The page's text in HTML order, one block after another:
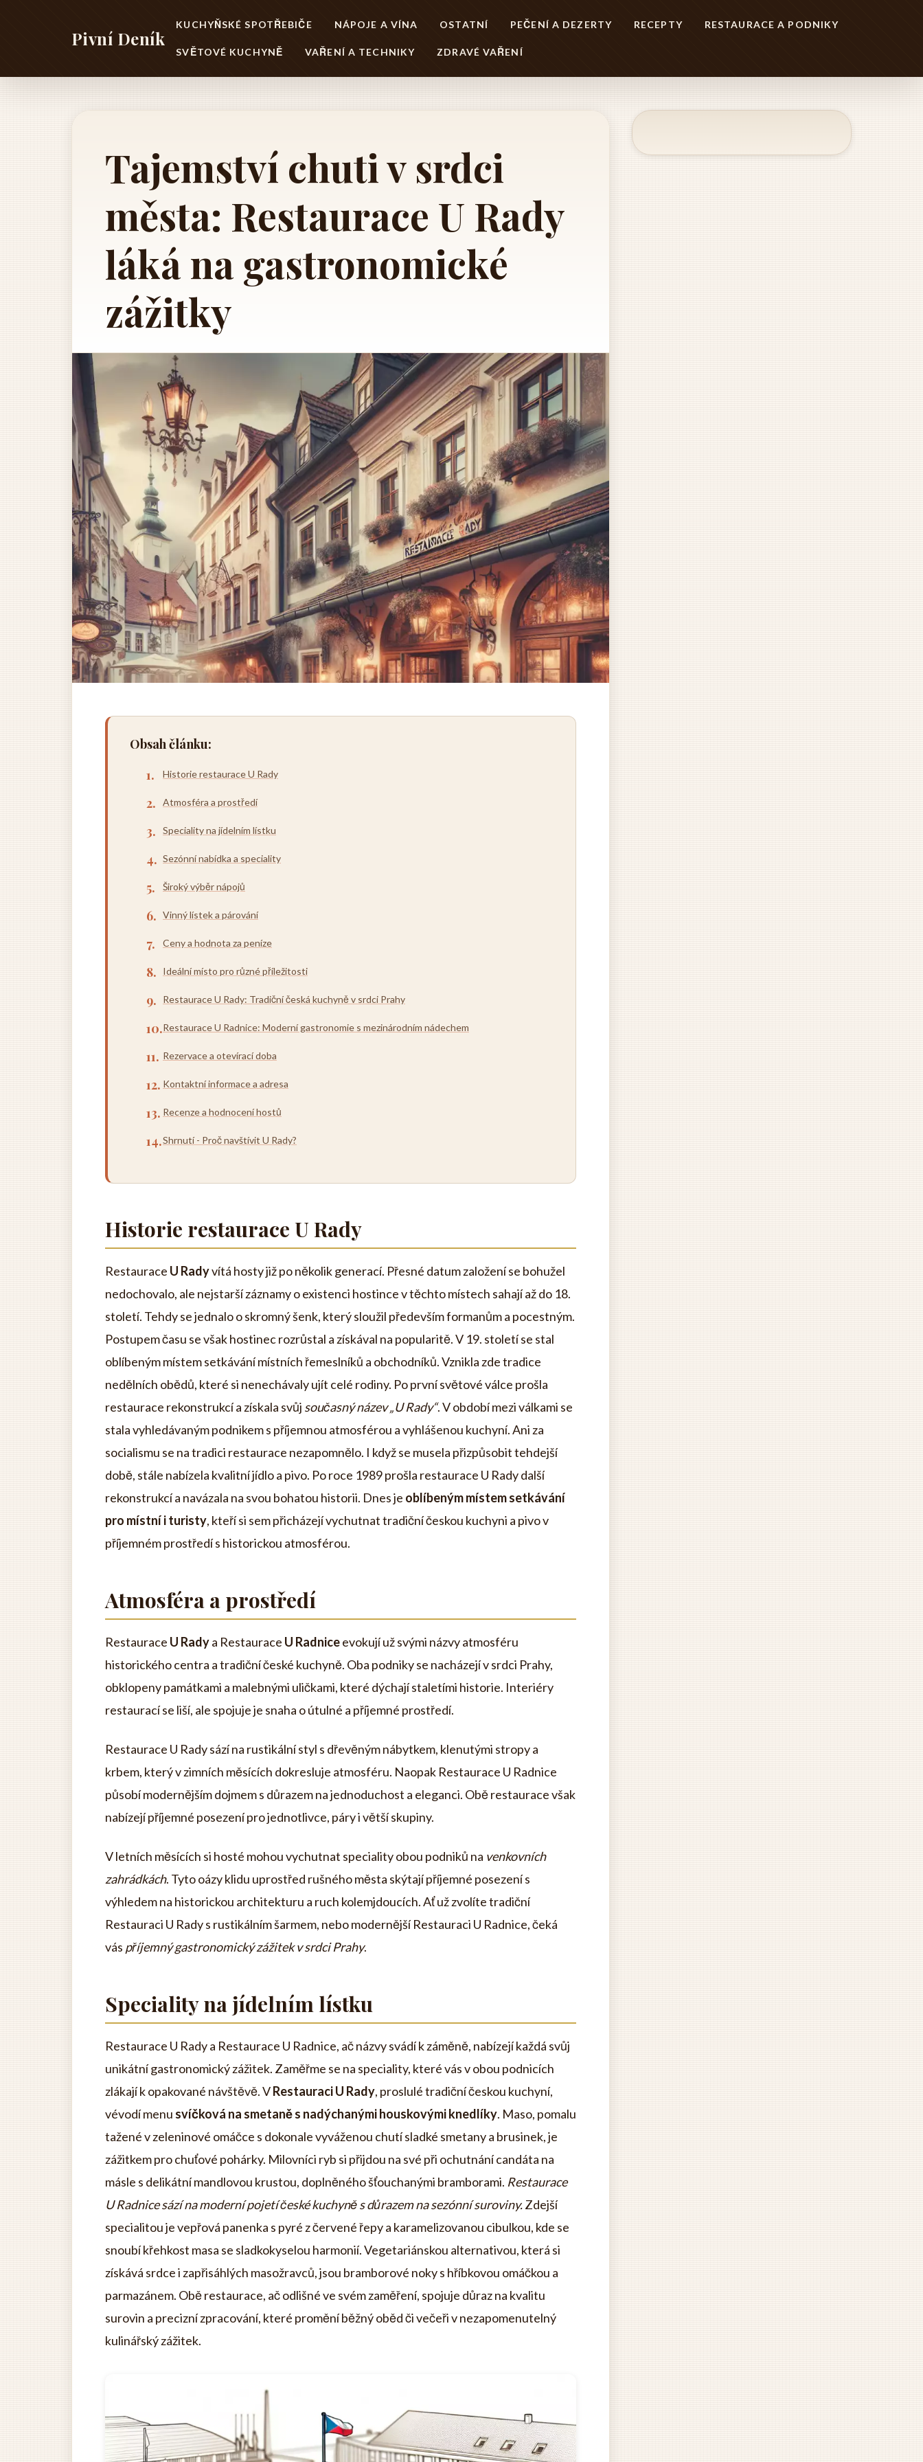
Pivní Deník
KUCHYŇSKÉ SPOTŘEBIČE NÁPOJE A VÍNA OSTATNÍ PEČENÍ A DEZERTY RECEPTY RESTAURACE A PODNIKY
SVĚTOVÉ KUCHYNĚ VAŘENÍ A TECHNIKY ZDRAVÉ VAŘENÍ
Tajemství chuti v srdci
města: Restaurace U Rady
láká na gastronomické
zážitky
Obsah článku:
Historie restaurace U Rady
Atmosféra a prostředí
Speciality na jídelním lístku
Sezónní nabídka a speciality
Široký výběr nápojů
Vinný lístek a párování
Ceny a hodnota za peníze
Ideální místo pro různé příležitosti
Restaurace U Rady: Tradiční česká kuchyně v srdci Prahy
Restaurace U Radnice: Moderní gastronomie s mezinárodním nádechem
Rezervace a otevírací doba
Kontaktní informace a adresa
Recenze a hodnocení hostů
Shrnutí - Proč navštívit U Rady?
Historie restaurace U Rady
Restaurace U Radyvítá hosty již po několik generací. Přesné datum založení se bohužel
nedochovalo, ale nejstarší záznamy o existenci hostince v těchto místech sahají až do 18.
století. Tehdy se jednalo o skromný šenk, který sloužil především formanům a pocestným.
Postupem času se však hostinec rozrůstal a získával na popularitě. V 19. století se stal
oblíbeným místem setkávání místních řemeslníků a obchodníků. Vznikla zde tradice
nedělních obědů, které si nenechávaly ujít celé rodiny. Po první světové válce prošla
restaurace rekonstrukcí a získala svůj současný název „U Rady“. V období mezi válkami se
stala vyhledávaným podnikem s příjemnou atmosférou a vyhlášenou kuchyní. Ani za
socialismu se na tradici restaurace nezapomnělo. I když se musela přizpůsobit tehdejší
době, stále nabízela kvalitní jídlo a pivo. Po roce 1989 prošla restaurace U Rady další
rekonstrukcí a navázala na svou bohatou historii. Dnes je oblíbeným místem setkávání
pro místní i turisty, kteří si sem přicházejí vychutnat tradiční českou kuchyni a pivo v
příjemném prostředí s historickou atmosférou.
Atmosféra a prostředí
Restaurace U Radya Restaurace U Radniceevokují už svými názvy atmosféru
historického centra a tradiční české kuchyně. Oba podniky se nacházejí v srdci Prahy,
obklopeny památkami a malebnými uličkami, které dýchají staletími historie. Interiéry
restaurací se liší, ale spojuje je snaha o útulné a příjemné prostředí.
Restaurace U Rady sází na rustikální styl s dřevěným nábytkem, klenutými stropy a
krbem, který v zimních měsících dokresluje atmosféru. Naopak Restaurace U Radnice
působí modernějším dojmem s důrazem na jednoduchost a eleganci. Obě restaurace však
nabízejí příjemné posezení pro jednotlivce, páry i větší skupiny.
V letních měsících si hosté mohou vychutnat speciality obou podniků na venkovních
zahrádkách. Tyto oázy klidu uprostřed rušného města skýtají příjemné posezení s
výhledem na historickou architekturu a ruch kolemjdoucích. Ať už zvolíte tradiční
Restauraci U Rady s rustikálním šarmem, nebo modernější Restauraci U Radnice, čeká
vás příjemný gastronomický zážitek v srdci Prahy.
Speciality na jídelním lístku
Restaurace U Rady a Restaurace U Radnice, ač názvy svádí k záměně, nabízejí každá svůj
unikátní gastronomický zážitek. Zaměřme se na speciality, které vás v obou podnicích
zlákají k opakované návštěvě. VRestauraci U Rady, proslulé tradiční českou kuchyní,
vévodí menu svíčková na smetaně s nadýchanými houskovými knedlíky. Maso, pomalu
tažené v zeleninové omáčce s dokonale vyváženou chutí sladké smetany a brusinek, je
zážitkem pro chuťové pohárky. Milovníci ryb si přijdou na své při ochutnání candáta na
másle s delikátní mandlovou krustou, doplněného šťouchanými bramborami. Restaurace
U Radnice sází na moderní pojetí české kuchyně s důrazem na sezónní suroviny.Zdejší
specialitou je vepřová panenka s pyré z červené řepy a karamelizovanou cibulkou, kde se
snoubí křehkost masa se sladkokyselou harmonií. Vegetariánskou alternativou, která si
získává srdce i zapřisáhlých masožravců, jsou bramborové noky s hříbkovou omáčkou a
parmazánem. Obě restaurace, ač odlišné ve svém zaměření, spojuje důraz na kvalitu
surovin a precizní zpracování, které promění běžný oběd či večeři v nezapomenutelný
kulinářský zážitek.